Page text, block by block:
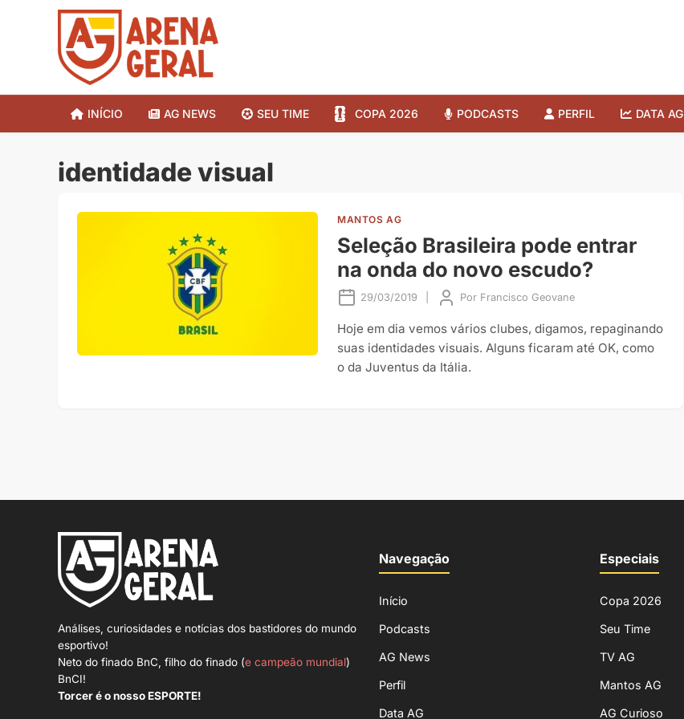
INÍCIO AG NEWS SEU TIME COPA 2026 PODCASTS PERFIL DATA AG
identidade visual
MANTOS AG
Seleção Brasileira pode entrar
na onda do novo escudo?
29/03/2019 Por Francisco Geovane
Hoje em dia vemos vários clubes, digamos, repaginando
suas identidades visuais. Alguns ficaram até OK, como
o da Juventus da Itália.
Análises, curiosidades e notícias dos bastidores do mundo
esportivo!
Neto do finado BnC, filho do finado (e campeão mundial)
BnCI!
Torcer é o nosso ESPORTE!
Navegação
Início
Podcasts
AG News
Perfil
Data AG
Especiais
Copa 2026
Seu Time
TV AG
Mantos AG
AG Curioso